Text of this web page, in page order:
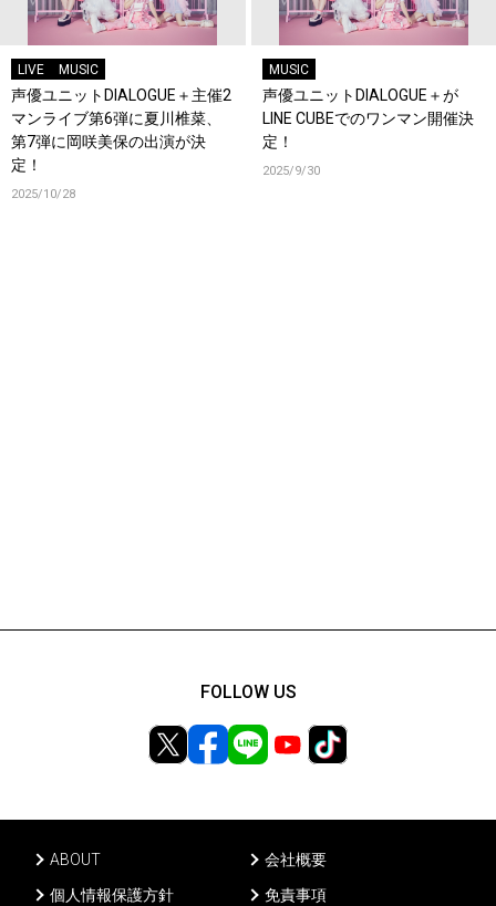
LIVE MUSIC
声優ユニットDIALOGUE＋主催2
マンライブ第6弾に夏川椎菜、
第7弾に岡咲美保の出演が決
定！
2025/10/28
MUSIC
声優ユニットDIALOGUE＋が
LINE CUBEでのワンマン開催決
定！
2025/9/30
ABOUT
会社概要
個人情報保護方針
免責事項
FOLLOW US